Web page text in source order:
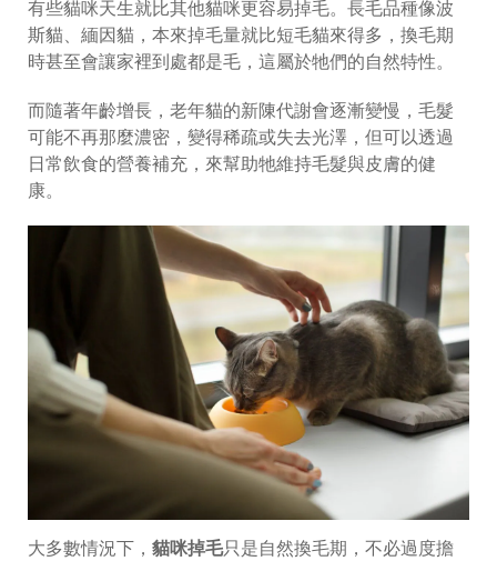
有些貓咪天生就比其他貓咪更容易掉毛。長毛品種像波
斯貓、緬因貓，本來掉毛量就比短毛貓來得多，換毛期
時甚至會讓家裡到處都是毛，這屬於牠們的自然特性。
而隨著年齡增長，老年貓的新陳代謝會逐漸變慢，毛髮
可能不再那麼濃密，變得稀疏或失去光澤，但可以透過
日常飲食的營養補充，來幫助牠維持毛髮與皮膚的健
康。
大多數情況下， 貓咪掉毛只是自然換毛期，不必過度擔